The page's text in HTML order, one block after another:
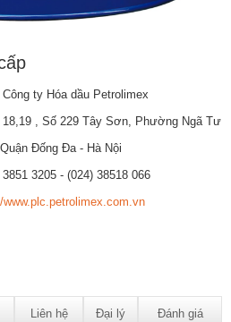
Công ty Hóa dầu Petrolimex
18,19 , Số 229 Tây Sơn, Phường Ngã Tư
Đống Đa - Hà Nội
3851 3205 - (024) 38518 066
www.plc.petrolimex.com.vn
Liên hệ Đại lý Đánh giá